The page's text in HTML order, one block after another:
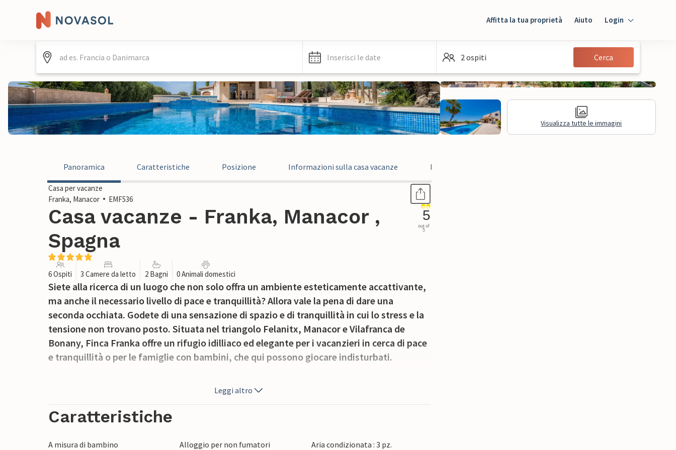
Affitta la tua proprietà Aiuto Login
Ospiti
Inserisci le date 2 ospiti Cerca
Visualizza tutte le immagini
Panoramica Caratteristiche Posizione Informazioni sulla casa vacanze Recensioni
Casa per vacanze
Franka, Manacor
EMF536
Casa vacanze - Franka, Manacor ,
Spagna
5
out of
5
6 Ospiti 3 Camere da letto 2 Bagni 0 Animali domestici
Siete alla ricerca di un luogo che non solo offra un ambiente esteticamente accattivante,
ma anche il necessario livello di pace e tranquillità? Allora vale la pena di dare una
seconda occhiata. Godete di una sensazione di spazio e di tranquillità in cui lo stress e la
tensione non trovano posto. Situata nel triangolo Felanitx, Manacor e Vilafranca de
Bonany, Finca Franka offre un rifugio idilliaco ed elegante per i vacanzieri in cerca di pace
e tranquillità o per le famiglie con bambini, che qui possono giocare indisturbati.
La sola posizione dell'edificio, che troneggia in mezzo alla campagna, ha un effetto
rilassante. L'area esterna, molto curata, invita a godersi una giornata spensierata. Potete
pietra, con i piedi nella sabbia bianca, sorseggiando un cocktail estivo e osservando l'alta
Leggi altro
Caratteristiche
A misura di bambino Alloggio per non fumatori
Aria condizionata : 3 pz.